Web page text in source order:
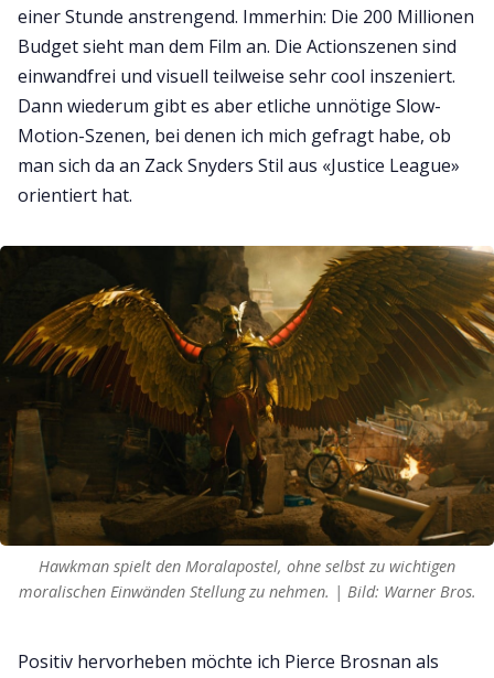
einer Stunde anstrengend. Immerhin: Die 200 Millionen
Budget sieht man dem Film an. Die Actionszenen sind
einwandfrei und visuell teilweise sehr cool inszeniert.
Dann wiederum gibt es aber etliche unnötige Slow-
Motion-Szenen, bei denen ich mich gefragt habe, ob
man sich da an Zack Snyders Stil aus «Justice League»
orientiert hat.
Hawkman spielt den Moralapostel, ohne selbst zu wichtigen
moralischen Einwänden Stellung zu nehmen. | Bild: Warner Bros.
Positiv hervorheben möchte ich Pierce Brosnan als